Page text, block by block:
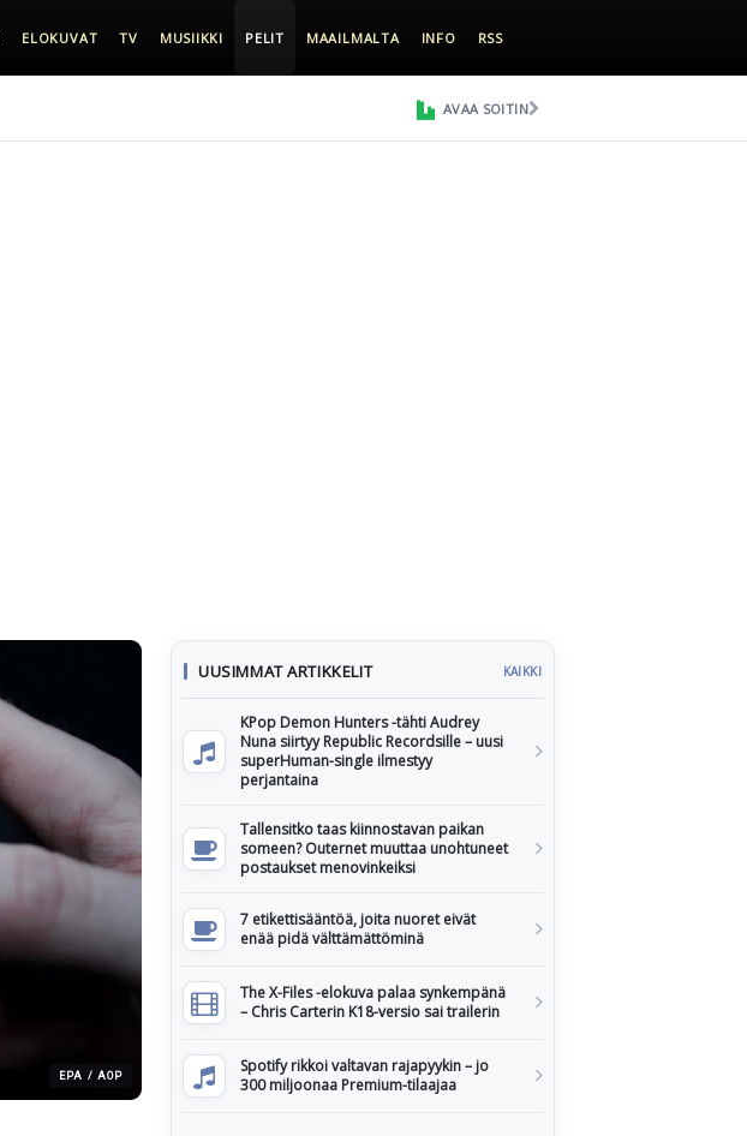
ELOKUVAT TV MUSIIKKI PELIT MAAILMALTA INFO RSS
AVAA SOITIN
EPA / AOP
UUSIMMAT ARTIKKELIT KAIKKI
KPop Demon Hunters -tähti Audrey
Nuna siirtyy Republic Recordsille – uusi
superHuman-single ilmestyy
perjantaina
Tallensitko taas kiinnostavan paikan
someen? Outernet muuttaa unohtuneet
postaukset menovinkeiksi
7 etikettisääntöä, joita nuoret eivät
enää pidä välttämättöminä
The X-Files -elokuva palaa synkempänä
– Chris Carterin K18-versio sai trailerin
Spotify rikkoi valtavan rajapyykin – jo
300 miljoonaa Premium-tilaajaa